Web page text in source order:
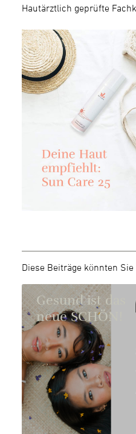
Hautärztlich geprüfte
Diese Beiträge könnten
Gesund ist das
neue SCHÖN!